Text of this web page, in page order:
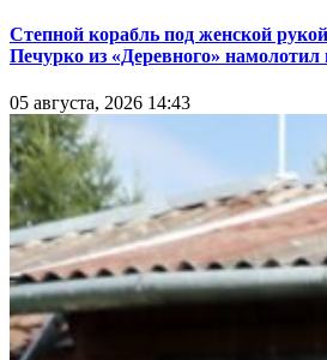
Степной корабль под женской
Печурко из «Деревного»
05 августа, 2026 14:43